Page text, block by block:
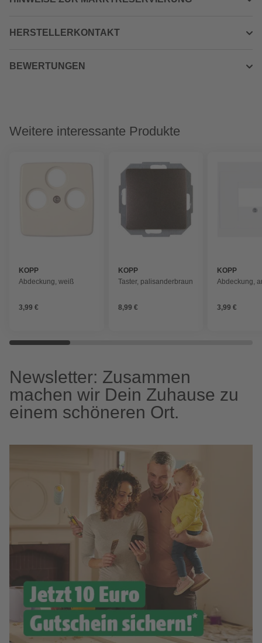
HERSTELLERKONTAKT
BEWERTUNGEN
Weitere interessante Produkte
KOPP
Abdeckung, weiß
3,99 €
KOPP
Taster, palisanderbraun
8,99 €
KOPP
Abdeckung,
3,99 €
Newsletter: Zusammen
machen wir Dein Zuhause zu
einem schöneren Ort.